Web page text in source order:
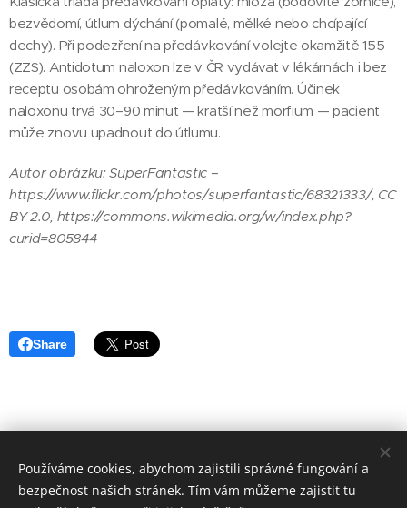
bezvědomí, útlum dýchání (pomalé, mělké nebo chcípající
dechy). Při podezření na předávkování volejte okamžitě 155
(ZZS). Antidotum naloxon lze v ČR vydávat v lékárnách i bez
receptu osobám ohroženým předávkováním. Účinek
naloxonu trvá 30–90 minut — kratší než morfium — pacient
může znovu upadnout do útlumu.
Autor obrázku: SuperFantastic –
https://www.flickr.com/photos/superfantastic/68321333/, CC
BY 2.0, https://commons.wikimedia.org/w/index.php?
curid=805844
Share
O Vaši bezpečnost a zdraví se staráme přes 30 let!
© 1992 - 2026 ESAVA s.r.o. Čertouská 301/18, Praha 9 - Hloubětín
Používáme cookies, abychom zajistili správné fungování a
bezpečnost našich stránek. Tím vám můžeme zajistit tu